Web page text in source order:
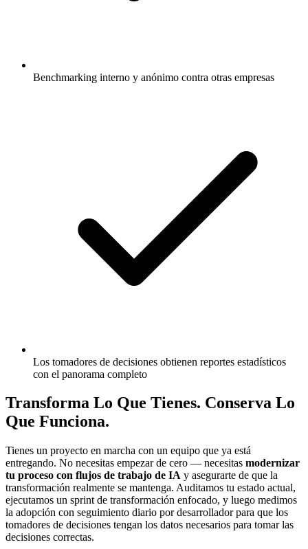
Benchmarking interno y anónimo contra otras empresas
Los tomadores de decisiones obtienen reportes estadísticos
con el panorama completo
Transforma Lo Que Tienes. Conserva Lo
Que Funciona.
Tienes un proyecto en marcha con un equipo que ya está
entregando. No necesitas empezar de cero — necesitas modernizar
tu proceso con flujos de trabajo de IA y asegurarte de que la
transformación realmente se mantenga. Auditamos tu estado actual,
ejecutamos un sprint de transformación enfocado, y luego medimos
la adopción con seguimiento diario por desarrollador para que los
tomadores de decisiones tengan los datos necesarios para tomar las
decisiones correctas.